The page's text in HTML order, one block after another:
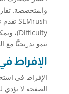
Difficulty)، ويمكنك استخدامها لبناء
تنمو تدريجيًّا مع
الإفراط
الإفراط في
الصفحة لا يؤدي